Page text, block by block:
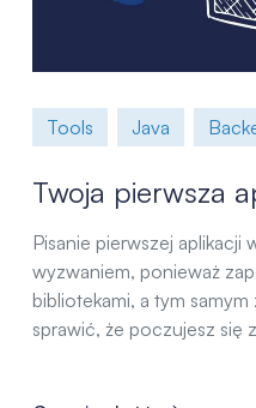
Tools Java
Twoja pierwsza
Pisanie pierwszej aplikacji
wyzwaniem, ponieważ
bibliotekami, a tym
sprawić, że poczujesz się